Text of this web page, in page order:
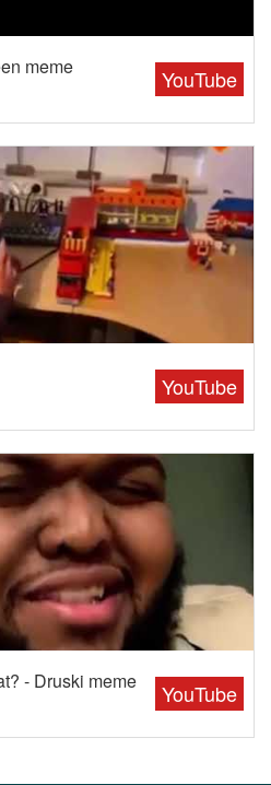
YouTube
meme
YouTube
YouTube
- Druski meme